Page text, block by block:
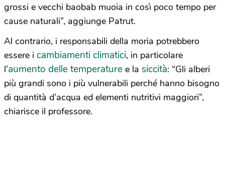
grossi e vecchi baobab muoia in così poco tempo per
cause naturali”, aggiunge Patrut.
Al contrario, i responsabili della moria potrebbero
essere i cambiamenti climatici, in particolare
l’aumento delle temperature e la siccità: “Gli alberi
più grandi sono i più vulnerabili perché hanno bisogno
di quantità d’acqua ed elementi nutritivi maggiori”,
chiarisce il professore.